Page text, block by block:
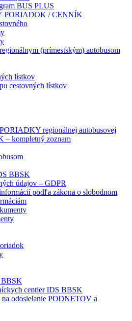
BUS PLUS
PORIADOK / CENNÍK
(prímestským) autobusom
lístkov
cestovných lístkov
regionálnej autobusovej
– kompletný zoznam
BBSK
údajov – GDPR
podľa zákona o slobodnom
centier IDS BBSK
odosielanie PODNETOV a